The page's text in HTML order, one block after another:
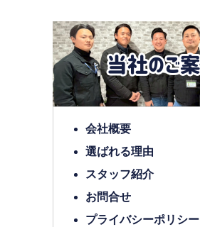
会社概要
選ばれる理由
スタッフ紹介
お問合せ
プライバシーポリシー